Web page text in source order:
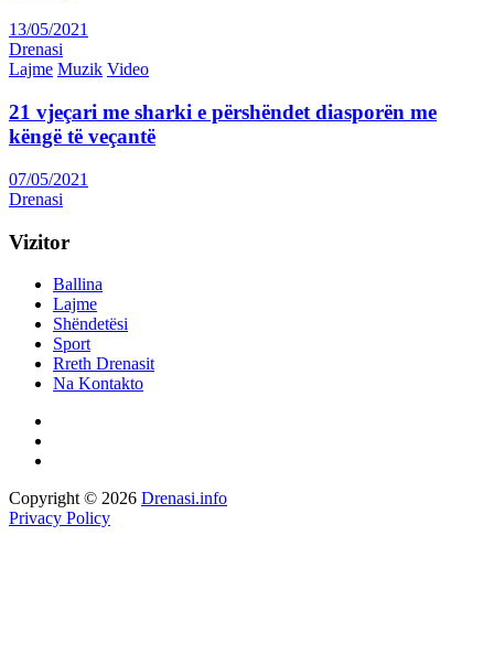
13/05/2021
Drenasi
Lajme Muzik Video
21 vjeçari me sharki e përshëndet diasporën me
këngë të veçantë
07/05/2021
Drenasi
Vizitor
Ballina
Lajme
Shëndetësi
Sport
Rreth Drenasit
Na Kontakto
Copyright © 2026 Drenasi.info
Privacy Policy